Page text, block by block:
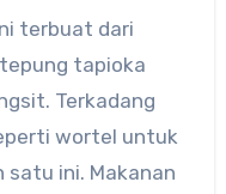
terbuat dari
tapioka
Terkadang
wortel untuk
satu ini. Makanan